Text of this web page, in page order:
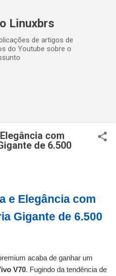
Linuxbrs
de artigos de
do Youtube sobre o
com
de 6.500
e Elegância com
Gigante de 6.500
acaba de ganhar um
V70. Fugindo da tendência de